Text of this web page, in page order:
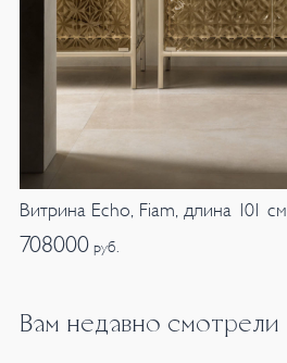
Витрина Echo, Fiam, длина 101 см
708000 руб.
Вам недавно смотрели